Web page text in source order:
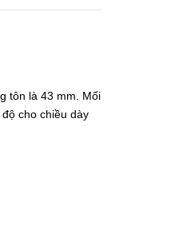
tôn là 43 mm. Mối
cho chiều dày